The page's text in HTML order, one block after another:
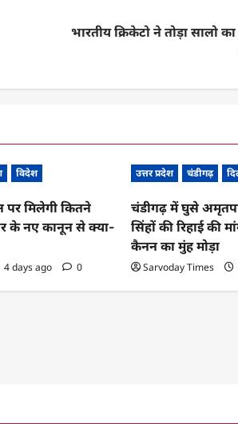
भारतीय क्रिकेटो ने तोड़ा सालो
विदेश
मिलेगी कितने
के नए कानून से क्या-
4 days ago 0
उत्तर प्रदेश चंडीगढ़
चंडीगढ़ में घुसे
सिंहों की रिहाई की
कैनन का मुंह मोड़ा
Sarvoday Times